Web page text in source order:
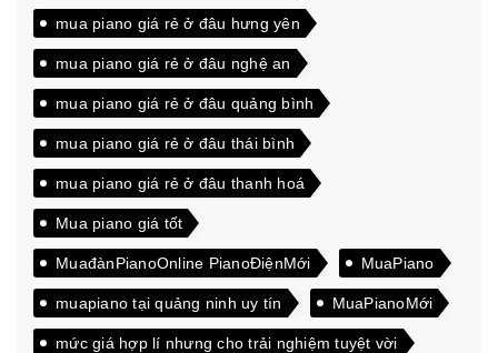
mua piano giá rẻ ở đâu hưng yên
mua piano giá rẻ ở đâu nghệ an
mua piano giá rẻ ở đâu quảng bình
mua piano giá rẻ ở đâu thái bình
mua piano giá rẻ ở đâu thanh hoá
Mua piano giá tốt
MuađànPianoOnline PianoĐiệnMới MuaPiano
muapiano tại quảng ninh uy tín MuaPianoMới
mức giá hợp lí nhưng cho trải nghiệm tuyệt vời